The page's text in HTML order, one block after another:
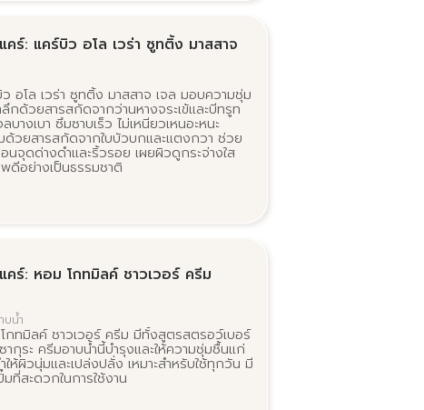
คร์: แคร์บิว อโล เวร่า ซูทติ้ง มาสสาจ
อโล เวร่า ซูทติ้ง มาสสาจ เจล มอบความชุ่ม
กด้วยสารสกัดจากว่านหางจระเข้และบีทรูท
ลบางเบา ซึมซาบเร็ว ไม่เหนียวเหนอะหนะ
วยสารสกัดจากใบบัวบกและแตงกวา ช่วย
นจุดด่างดำและริ้วรอย เผยผิวดูกระจ่างใส
ดีอย่างเป็นธรรมชาติ
คร์: หอม โกทมิลค์ ชาวเวอร์ ครีม
บน้ำ
กทมิลค์ ชาวเวอร์ ครีม มีทั้งสูตรสตรอว์เบอร์
ากุระ ครีมอาบน้ำนี้บำรุงและให้ความชุ่มชื้นแก่
ให้ผิวนุ่มและเปล่งปลั่ง เหมาะสำหรับใช้ทุกวัน มี
ที่สะดวกในการใช้งาน